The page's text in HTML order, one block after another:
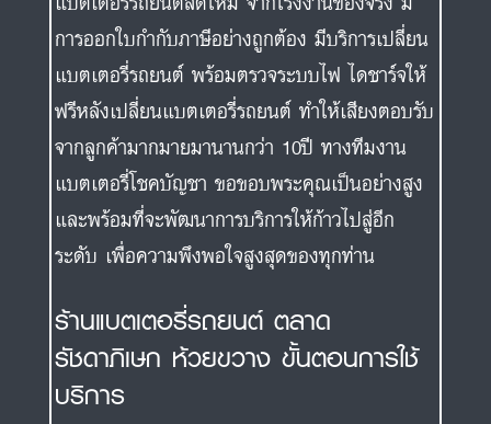
การออกใบกำกับภาษีอย่างถูกต้อง มีบริการเปลี่ยน
แบตเตอรี่รถยนต์ พร้อมตรวจระบบไฟ ไดชาร์จให้
ฟรีหลังเปลี่ยนแบตเตอรี่รถยนต์ ทำให้เสียงตอบรับ
จากลูกค้ามากมายมานานกว่า 10ปี ทางทีมงาน
แบตเตอรี่โชคบัญชา ขอขอบพระคุณเป็นอย่างสูง
และพร้อมที่จะพัฒนาการบริการให้ก้าวไปสู่อีก
ระดับ เพื่อความพึงพอใจสูงสุดของทุกท่าน
ร้านแบตเตอรี่รถยนต์ ตลาด
รัชดาภิเษก ห้วยขวาง ขั้นตอนการใช้
บริการ